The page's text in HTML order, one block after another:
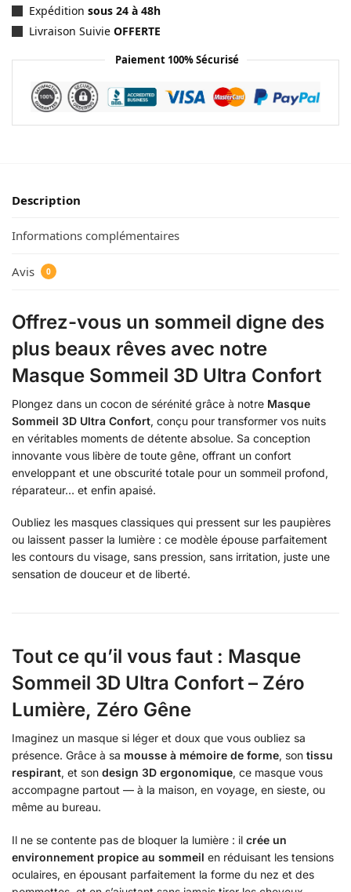
Expédition sous 24 à 48h
Livraison Suivie OFFERTE
Paiement 100% Sécurisé
Description
Informations complémentaires
Avis 0
Offrez-vous un sommeil digne des
plus beaux rêves avec notre
Masque Sommeil 3D Ultra Confort
Plongez dans un cocon de sérénité grâce à notre Masque
Sommeil 3D Ultra Confort, conçu pour transformer vos nuits
en véritables moments de détente absolue. Sa conception
innovante vous libère de toute gêne, offrant un confort
enveloppant et une obscurité totale pour un sommeil profond,
réparateur… et enfin apaisé.
Oubliez les masques classiques qui pressent sur les paupières
ou laissent passer la lumière : ce modèle épouse parfaitement
les contours du visage, sans pression, sans irritation, juste une
sensation de douceur et de liberté.
Tout ce qu’il vous faut : Masque
Sommeil 3D Ultra Confort – Zéro
Lumière, Zéro Gêne
Imaginez un masque si léger et doux que vous oubliez sa
présence. Grâce à sa mousse à mémoire de forme, son tissu
respirant, et son design 3D ergonomique, ce masque vous
accompagne partout — à la maison, en voyage, en sieste, ou
même au bureau.
Il ne se contente pas de bloquer la lumière : il crée un
environnement propice au sommeil en réduisant les tensions
oculaires, en épousant parfaitement la forme du nez et des